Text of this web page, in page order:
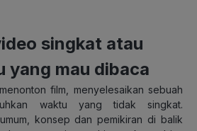
singkat atau
yang mau dibaca
film, menyelesaikan sebuah
waktu yang tidak singkat.
konsep dan pemikiran di balik